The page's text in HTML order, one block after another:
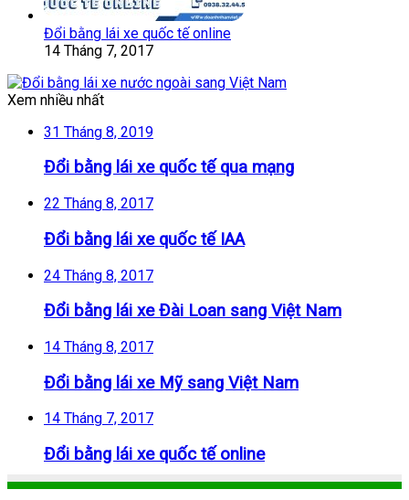
Đổi bằng lái xe quốc tế online
14 Tháng 7, 2017
Xem nhiều nhất
31 Tháng 8, 2019
Đổi bằng lái xe quốc tế qua mạng
22 Tháng 8, 2017
Đổi bằng lái xe quốc tế IAA
24 Tháng 8, 2017
Đổi bằng lái xe Đài Loan sang Việt Nam
14 Tháng 8, 2017
Đổi bằng lái xe Mỹ sang Việt Nam
14 Tháng 7, 2017
Đổi bằng lái xe quốc tế online